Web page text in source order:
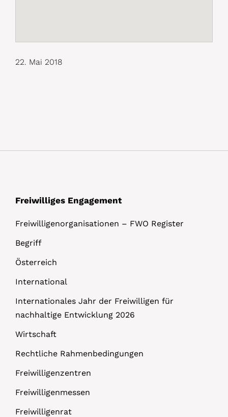
22. Mai 2018
Freiwilliges Engagement
Freiwilligenorganisationen – FWO Register
Begriff
Österreich
International
Internationales Jahr der Freiwilligen für
nachhaltige Entwicklung 2026
Wirtschaft
Rechtliche Rahmenbedingungen
Freiwilligenzentren
Freiwilligenmessen
Freiwilligenrat